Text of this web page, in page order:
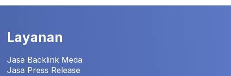
Layanan
Jasa Backlink Meda
Jasa Press Release